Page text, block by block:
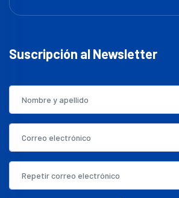
Suscripción al Newsletter